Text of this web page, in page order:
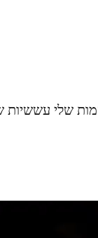
שלי עששיות